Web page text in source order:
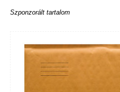
Szponzorált tartalom